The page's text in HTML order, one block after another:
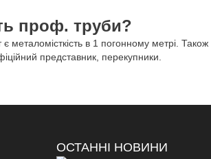
проф. труби?
металомісткість в 1 погонному метрі.
представник, перекупники.
ОСТАННІ НОВИНИ